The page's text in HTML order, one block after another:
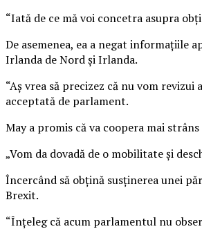
“Iată de ce mă voi concetra asupra
De asemenea, ea a negat
Irlanda de Nord și Irlanda.
“Aș vrea să precizez că nu vom
acceptată de parlament.
May a promis că va coopera mai
„Vom da dovadă de o mobilitate și
Încercând să obțină susținerea unei
Brexit.
“Înțeleg că acum parlamentul nu